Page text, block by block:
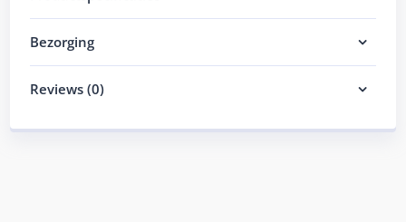
Bezorging
Reviews (0)